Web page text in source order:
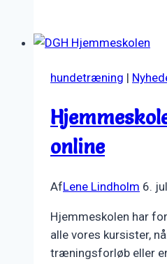
hundetræning |
online
AfLene Lindholm 6.
Hjemmeskolen har
alle vores kursister,
træningsforløb eller